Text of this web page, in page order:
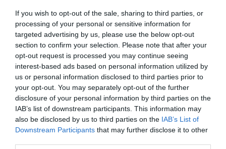
If you wish to opt-out of the sale, sharing to third parties, or
processing of your personal or sensitive information for
targeted advertising by us, please use the below opt-out
section to confirm your selection. Please note that after your
opt-out request is processed you may continue seeing
interest-based ads based on personal information utilized by
us or personal information disclosed to third parties prior to
your opt-out. You may separately opt-out of the further
disclosure of your personal information by third parties on the
IAB’s list of downstream participants. This information may
also be disclosed by us to third parties on the IAB’s List of
Downstream Participants that may further disclose it to other
dinamizar o Programa de Aceleração 2.0, uma iniciativa
gratuita que pretende apoiar empreendedores e projetos
inovadores, através de um percurso de capacitação em
várias áreas essenciais ao desenvolvimento de negócios.
O programa é composto portrês bootcampseoito
workshops temáticos, onde serão trabalhados aspetos
como a viabilidade e validação do negócio, análise de
mercado, criação de planos financeiros, de marketing e de
vendas.